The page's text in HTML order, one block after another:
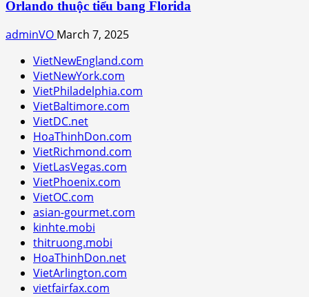
Orlando thuộc tiểu bang Florida
adminVO March 7, 2025
VietNewEngland.com
VietNewYork.com
VietPhiladelphia.com
VietBaltimore.com
VietDC.net
HoaThinhDon.com
VietRichmond.com
VietLasVegas.com
VietPhoenix.com
VietOC.com
asian-gourmet.com
kinhte.mobi
thitruong.mobi
HoaThinhDon.net
VietArlington.com
vietfairfax.com